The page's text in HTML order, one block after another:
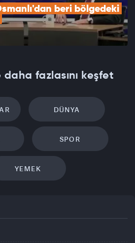
beri bölgedeki
daha fazlasını keşfet
DÜNYA
SPOR
YEMEK